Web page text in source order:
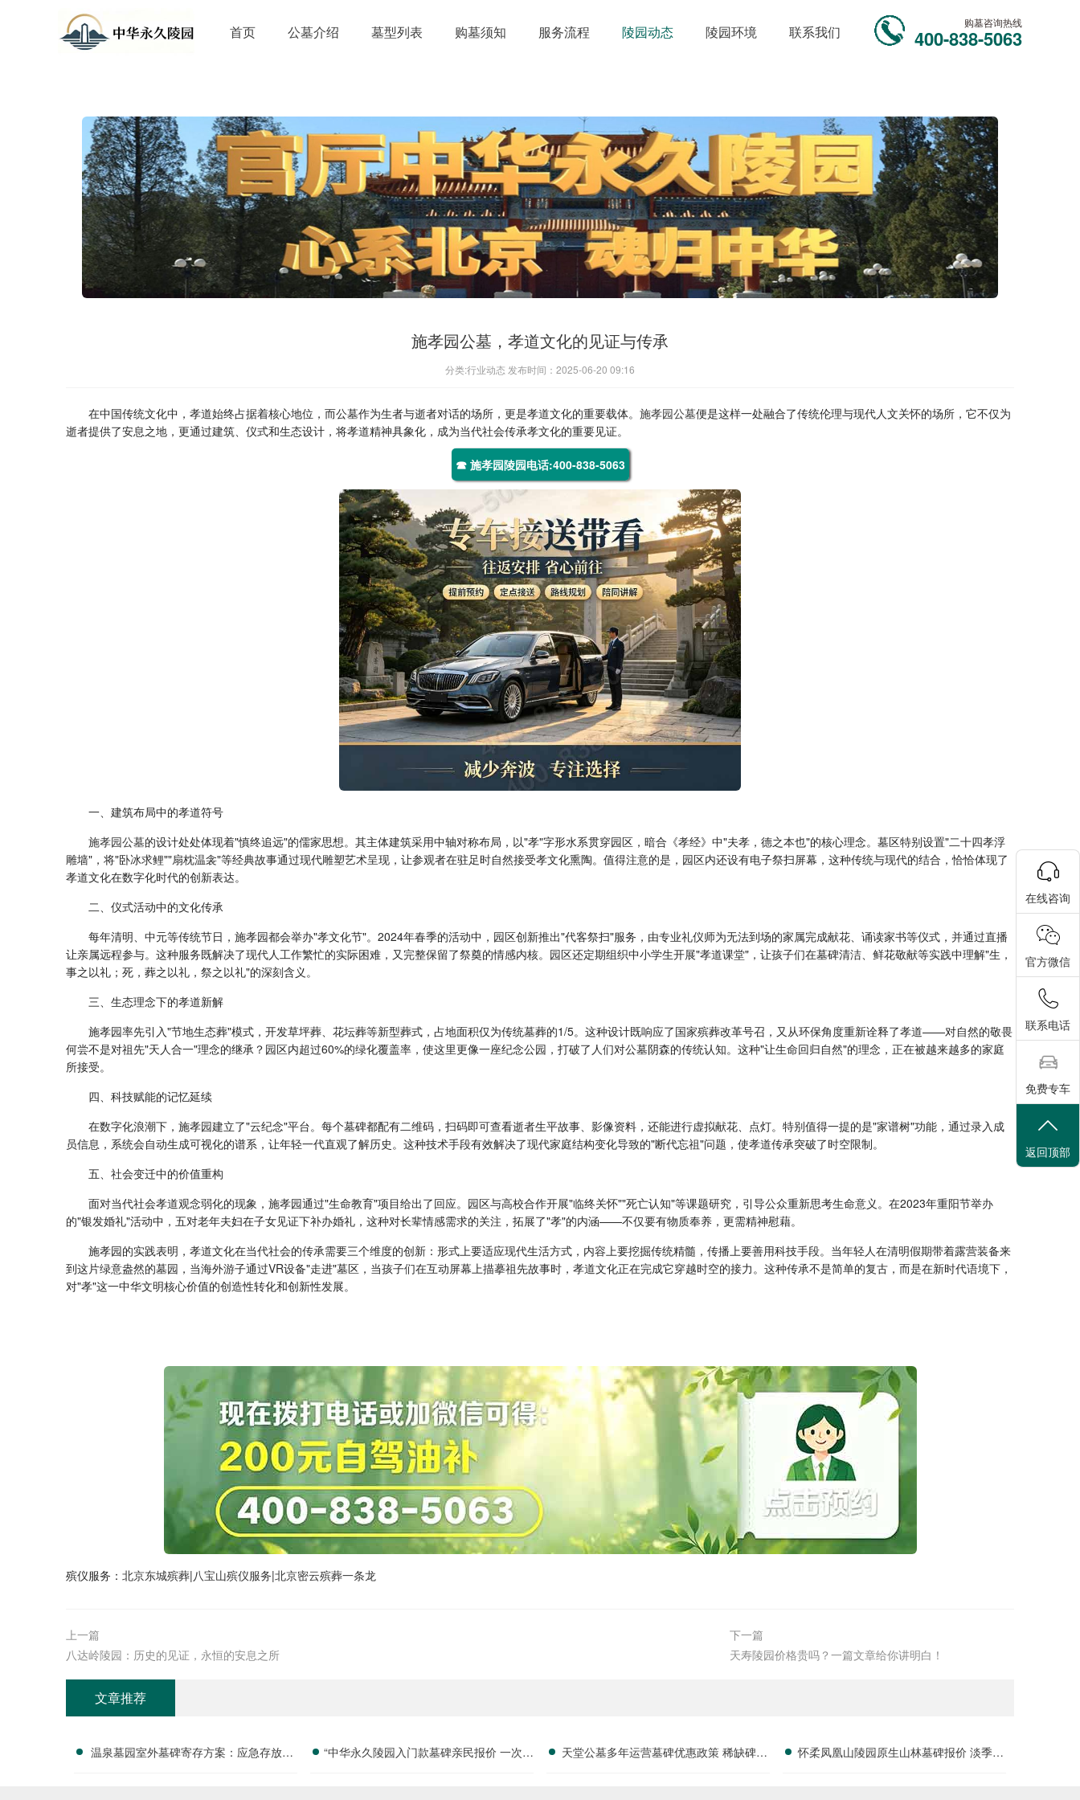
首页 公墓介绍 墓型列表 购墓须知 服务流程 陵园动态 陵园环境 联系我们
购墓咨询热线
400-838-5063
施孝园公墓，孝道文化的见证与传承
分类:行业动态 发布时间：2025-06-20 09:16
在中国传统文化中，孝道始终占据着核心地位，而公墓作为生者与逝者对话的场所，更是孝道文化的重要载体。 施孝园公墓便是这样一处融合了传统伦理与现代人文关怀的场所，它不仅为
逝者提供了安息之地，更通过建筑、仪式和生态设计，将孝道精神具象化，成为当代社会传承孝文化的重要见证。
☎ 施孝园陵园电话:400-838-5063
一、建筑布局中的孝道符号
施孝园公墓的设计处处体现着"慎终追远"的儒家思想。其主体建筑采用中轴对称布局，以"孝"字形水系贯穿园区，暗合《孝经》中"夫孝，德之本也"的核心理念。墓区特别设置"二十四孝浮
雕墙"，将"卧冰求鲤""扇枕温衾"等经典故事通过现代雕塑艺术呈现，让参观者在驻足时自然接受孝文化熏陶。值得注意的是，园区内还设有电子祭扫屏幕，这种传统与现代的结合，恰恰体现了
孝道文化在数字化时代的创新表达。
二、仪式活动中的文化传承
每年清明、中元等传统节日，施孝园都会举办"孝文化节"。2024年春季的活动中，园区创新推出"代客祭扫"服务，由专业礼仪师为无法到场的家属完成献花、诵读家书等仪式，并通过直播
让亲属远程参与。这种服务既解决了现代人工作繁忙的实际困难，又完整保留了祭奠的情感内核。园区还定期组织中小学生开展"孝道课堂"，让孩子们在墓碑清洁、鲜花敬献等实践中理解"生，
事之以礼；死，葬之以礼，祭之以礼"的深刻含义。
三、生态理念下的孝道新解
施孝园率先引入"节地生态葬"模式，开发草坪葬、花坛葬等新型葬式，占地面积仅为传统墓葬的1/5。这种设计既响应了国家殡葬改革号召，又从环保角度重新诠释了孝道——对自然的敬畏
何尝不是对祖先"天人合一"理念的继承？园区内超过60%的绿化覆盖率，使这里更像一座纪念公园，打破了人们对公墓阴森的传统认知。这种"让生命回归自然"的理念，正在被越来越多的家庭
所接受。
四、科技赋能的记忆延续
在数字化浪潮下，施孝园建立了"云纪念"平台。每个墓碑都配有二维码，扫码即可查看逝者生平故事、影像资料，还能进行虚拟献花、点灯。特别值得一提的是"家谱树"功能，通过录入成
员信息，系统会自动生成可视化的谱系，让年轻一代直观了解历史。这种技术手段有效解决了现代家庭结构变化导致的"断代忘祖"问题，使孝道传承突破了时空限制。
五、社会变迁中的价值重构
面对当代社会孝道观念弱化的现象，施孝园通过"生命教育"项目给出了回应。园区与高校合作开展"临终关怀""死亡认知"等课题研究，引导公众重新思考生命意义。在2023年重阳节举办
的"银发婚礼"活动中，五对老年夫妇在子女见证下补办婚礼，这种对长辈情感需求的关注，拓展了"孝"的内涵——不仅要有物质奉养，更需精神慰藉。
施孝园的实践表明，孝道文化在当代社会的传承需要三个维度的创新：形式上要适应现代生活方式，内容上要挖掘传统精髓，传播上要善用科技手段。当年轻人在清明假期带着露营装备来
到这片绿意盎然的墓园，当海外游子通过VR设备"走进"墓区，当孩子们在互动屏幕上描摹祖先故事时，孝道文化正在完成它穿越时空的接力。这种传承不是简单的复古，而是在新时代语境下，
对"孝"这一中华文明核心价值的创造性转化和创新性发展。
殡仪服务： 北京东城殡葬|八宝山殡仪服务|北京密云殡葬一条龙
上一篇
八达岭陵园：历史的见证，永恒的安息之所
下一篇
天寿陵园价格贵吗？一篇文章给你讲明白！
文章推荐
温泉墓园室外墓碑寄存方案：应急存放配
“中华永久陵园入门款墓碑亲民报价 一次性
天堂公墓多年运营墓碑优惠政策 稀缺碑位
怀柔凤凰山陵园原生山林墓碑报价 淡季专
在线咨询
官方微信
联系电话
免费专车
返回顶部